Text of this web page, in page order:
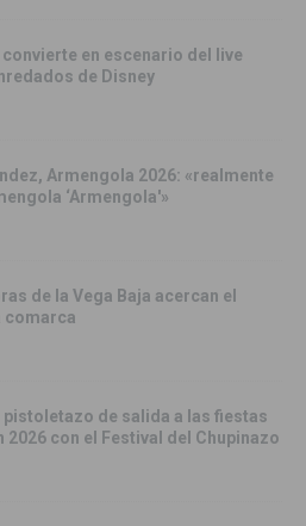
convierte en escenario del live
de Disney
Armengola 2026: «realmente
‘Armengola'»
de la Vega Baja acercan el
comarca
pistoletazo de salida a las fiestas
2026 con el Festival del Chupinazo